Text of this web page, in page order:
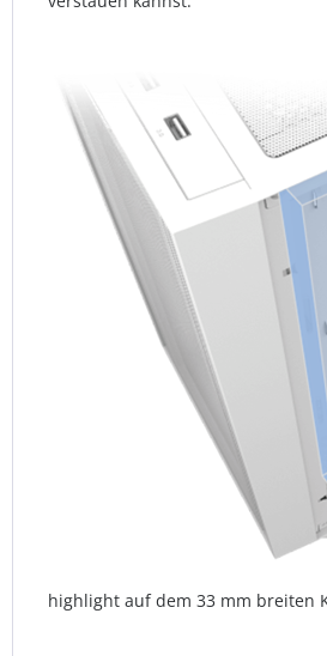
highlight auf dem 33 mm breiten